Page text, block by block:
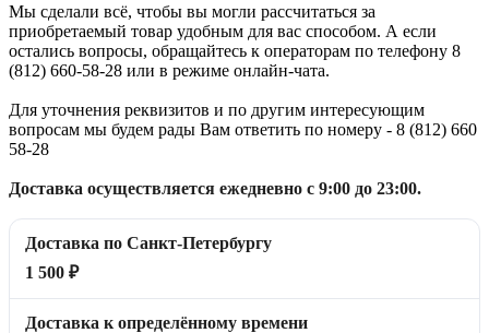
Мы сделали всё, чтобы вы могли рассчитаться за
приобретаемый товар удобным для вас способом. А если
остались вопросы, обращайтесь к операторам по телефону 8
(812) 660-58-28 или в режиме онлайн-чата.
Для уточнения реквизитов и по другим интересующим
вопросам мы будем рады Вам ответить по номеру - 8 (812) 660
58-28
Доставка осуществляется ежедневно с 9:00 до 23:00.
Доставка по Санкт-Петербургу
1 500 ₽
Доставка к определённому времени